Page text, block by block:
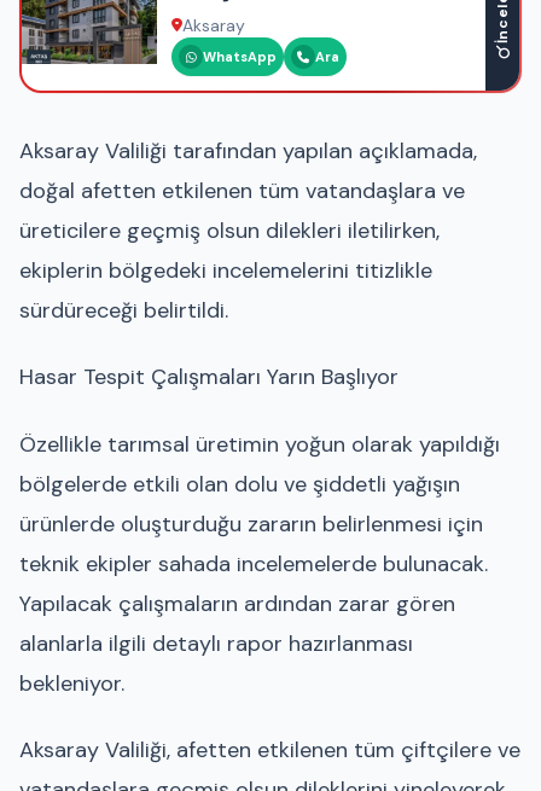
Aksaray
WhatsApp Ara
İncele
Aksaray Valiliği tarafından yapılan açıklamada,
doğal afetten etkilenen tüm vatandaşlara ve
üreticilere geçmiş olsun dilekleri iletilirken,
ekiplerin bölgedeki incelemelerini titizlikle
sürdüreceği belirtildi.
Hasar Tespit Çalışmaları Yarın Başlıyor
Özellikle tarımsal üretimin yoğun olarak yapıldığı
bölgelerde etkili olan dolu ve şiddetli yağışın
ürünlerde oluşturduğu zararın belirlenmesi için
teknik ekipler sahada incelemelerde bulunacak.
Yapılacak çalışmaların ardından zarar gören
alanlarla ilgili detaylı rapor hazırlanması
bekleniyor.
Aksaray Valiliği, afetten etkilenen tüm çiftçilere ve